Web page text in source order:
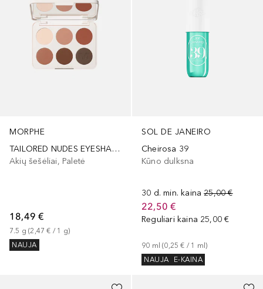
MORPHE
TAILORED NUDES EYESHADOW PALETTE
Akių šešėliai, Paletė
18,49 €
7.5 g (2,47 € / 1 g)
NAUJA
SOL DE JANEIRO
Cheirosa 39
Kūno dulksna
30 d. min. kaina 25,00 €
22,50 €
Reguliari kaina 25,00 €
90 ml (0,25 € / 1 ml)
NAUJA
E-KAINA
+3